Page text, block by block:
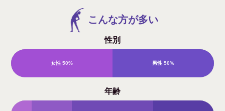
こんな方が多い
性別
女性 50% 男性 50%
年齢